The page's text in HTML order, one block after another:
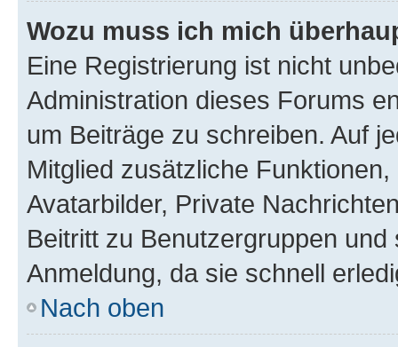
Wozu muss ich mich
Eine Registrierung ist nicht
Administration dieses Forums
um Beiträge zu schreiben. Auf
Mitglied zusätzliche
Avatarbilder, Private
Beitritt zu Benutzergruppen
Anmeldung, da sie schnell
Nach oben